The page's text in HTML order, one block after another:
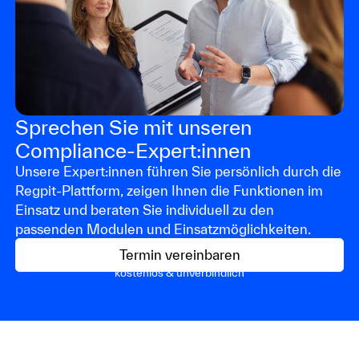
Sprechen Sie mit unseren
Compliance-Expert:innen
Unsere Expert:innen führen Sie persönlich durch die
Regpit-Plattform, zeigen Ihnen die Funktionen im
Einsatz und beraten Sie individuell zu den
passenden Modulen und Einsatzmöglichkeiten.
Termin vereinbaren
kostenlos & unverbindlich